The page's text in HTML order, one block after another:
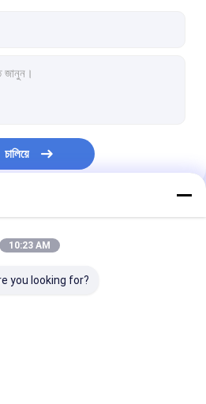
চালিয়ে
10:23 AM
you looking for?